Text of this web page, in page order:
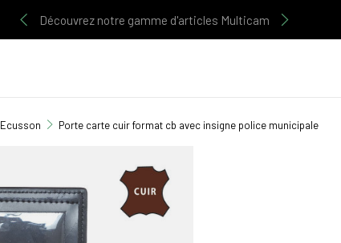
Découvrez notre gamme d'articles Multicam
Ecusson Porte carte cuir format cb avec insigne police municipale